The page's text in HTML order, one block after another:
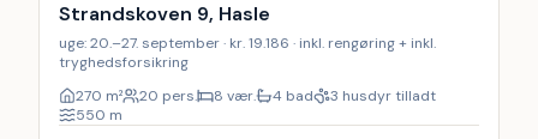
Strandskoven 9, Hasle
uge: 20.–27. september · kr. 19.186 · inkl. rengøring + inkl.
tryghedsforsikring
270 m² 20 pers. 8 vær. 4 bad
3 husdyr tilladt
550 m